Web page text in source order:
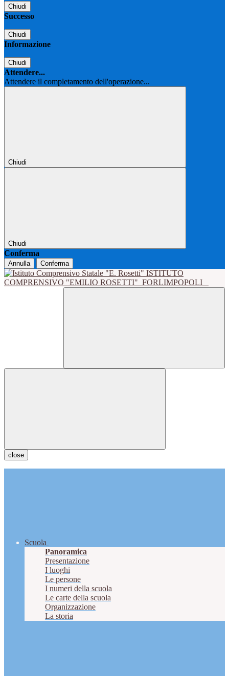
Chiudi
Successo
Chiudi
Informazione
Chiudi
Attendere...
Attendere il completamento dell'operazione...
Chiudi
Chiudi
Conferma
Annulla Conferma
ISTITUTO
COMPRENSIVO "EMILIO ROSETTI" FORLIMPOPOLI
close
Scuola
Panoramica
Presentazione
I luoghi
Le persone
I numeri della scuola
Le carte della scuola
Organizzazione
La storia